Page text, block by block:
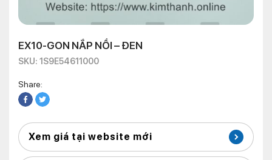
EX10-GON NẮP NỒI – ĐEN
SKU: 1S9E54611000
Share:
Xem giá tại website mới